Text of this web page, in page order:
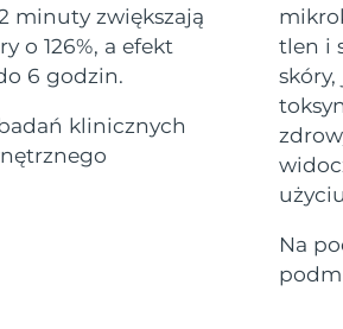
minuty zwiększają
o 126%, a efekt
6 godzin.
klinicznych
tlen i
Na
Oczekiwany czas dostawy
12/8/26
Oczekiwany czas dostawy
13/8/26
Oczekiwany czas dostawy
12/8/26